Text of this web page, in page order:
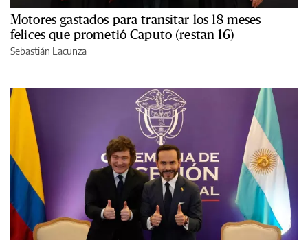
Motores gastados para transitar los 18 meses
felices que prometió Caputo (restan 16)
Sebastián Lacunza